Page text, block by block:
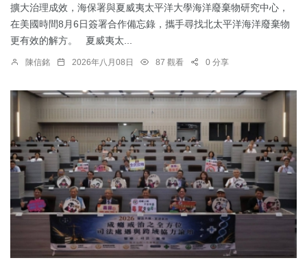
擴大治理成效，海保署與夏威夷太平洋大學海洋廢棄物研究中心，
在美國時間8月6日簽署合作備忘錄，攜手尋找北太平洋海洋廢棄物
更有效的解方。 夏威夷太...
陳信銘 2026年八月08日 87 觀看 0 分享